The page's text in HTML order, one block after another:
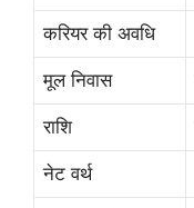
करियर की अवधि
मूल निवास
राशि
नेट वर्थ